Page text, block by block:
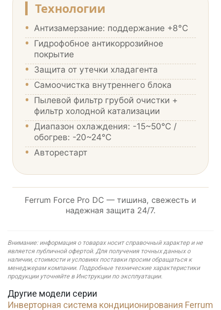
Технологии
• Антизамерзание: поддержание +8°С
• Гидрофобное антикоррозийное
покрытие
• Защита от утечки хладагента
• Самоочистка внутреннего блока
• Пылевой фильтр грубой очистки +
фильтр холодной катализации
• Диапазон охлаждения: -15~50℃ /
обогрев: -20~24℃
• Авторестарт
Ferrum Force Pro DC — тишина, свежесть и
надежная защита 24/7.
Внимание: информация о товарах носит справочный характер и не
является публичной офертой. Для получения точных данных о
наличии, стоимости и условиях поставки просим обращаться к
менеджерам компании. Подробные технические характеристики
продукции уточняйте в Инструкции по эксплуатации.
Другие модели серии
Инверторная система кондиционирования Ferrum